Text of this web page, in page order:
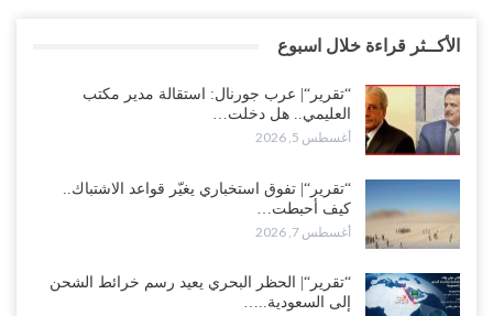
الأكــثر قراءة خلال اسبوع
“تقرير“| عرب جورنال: استقالة مدير مكتب
العليمي.. هل دخلت…
أغسطس 5, 2026
“تقرير“| تفوق استخباري يغيّر قواعد الاشتباك..
كيف أحبطت…
أغسطس 7, 2026
“تقرير“| الحظر البحري يعيد رسم خرائط الشحن
إلى السعودية..…